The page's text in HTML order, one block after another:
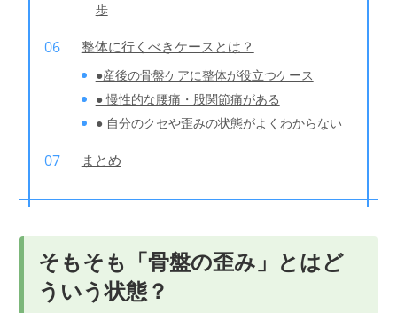
歩
整体に行くべきケースとは？
●産後の骨盤ケアに整体が役立つケース
● 慢性的な腰痛・股関節痛がある
● 自分のクセや歪みの状態がよくわからない
まとめ
そもそも「骨盤の歪み」とはど
ういう状態？